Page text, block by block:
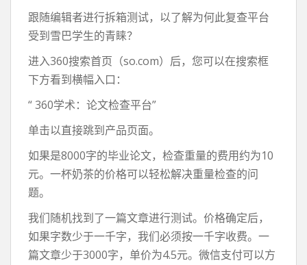
跟随编辑者进行拆箱测试，以了解为何此复查平台
受到雪巴学生的青睐？
进入360搜索首页（so.com）后，您可以在搜索框
下方看到横幅入口：
“ 360学术：论文检查平台”
单击以直接跳到产品页面。
如果是8000字的毕业论文，检查重量的费用约为10
元。一杯奶茶的价格可以轻松解决重量检查的问
题。
我们随机找到了一篇文章进行测试。价格确定后，
如果字数少于一千字，我们必须按一千字收费。一
篇文章少于3000字，单价为4.5元。微信支付可以方